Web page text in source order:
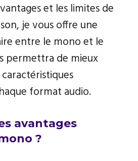
et les limites de
je vous offre une
entre le mono et le
permettra de mieux
format audio.
avantages
?